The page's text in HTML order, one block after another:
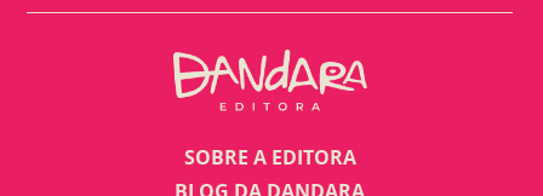
SOBRE A EDITORA
BLOG DA DANDARA